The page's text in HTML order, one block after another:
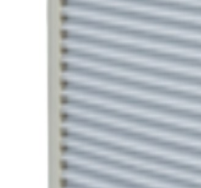
焦点レンズ
お問い合わせ →